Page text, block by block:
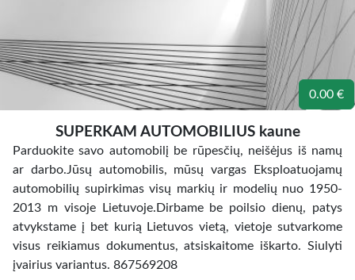
0.00 €
SUPERKAM AUTOMOBILIUS kaune
Parduokite savo automobilį be rūpesčių, neišėjus iš namų
ar darbo.Jūsų automobilis, mūsų vargas Eksploatuojamų
automobilių supirkimas visų markių ir modelių nuo 1950-
2013 m visoje Lietuvoje.Dirbame be poilsio dienų, patys
atvykstame į bet kurią Lietuvos vietą, vietoje sutvarkome
visus reikiamus dokumentus, atsiskaitome iškarto. Siulyti
įvairius variantus. 867569208